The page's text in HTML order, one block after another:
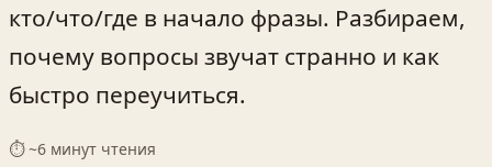
кто/что/где в начало фразы. Разбираем,
почему вопросы звучат странно и как
быстро переучиться.
⏱ ~6 минут чтения